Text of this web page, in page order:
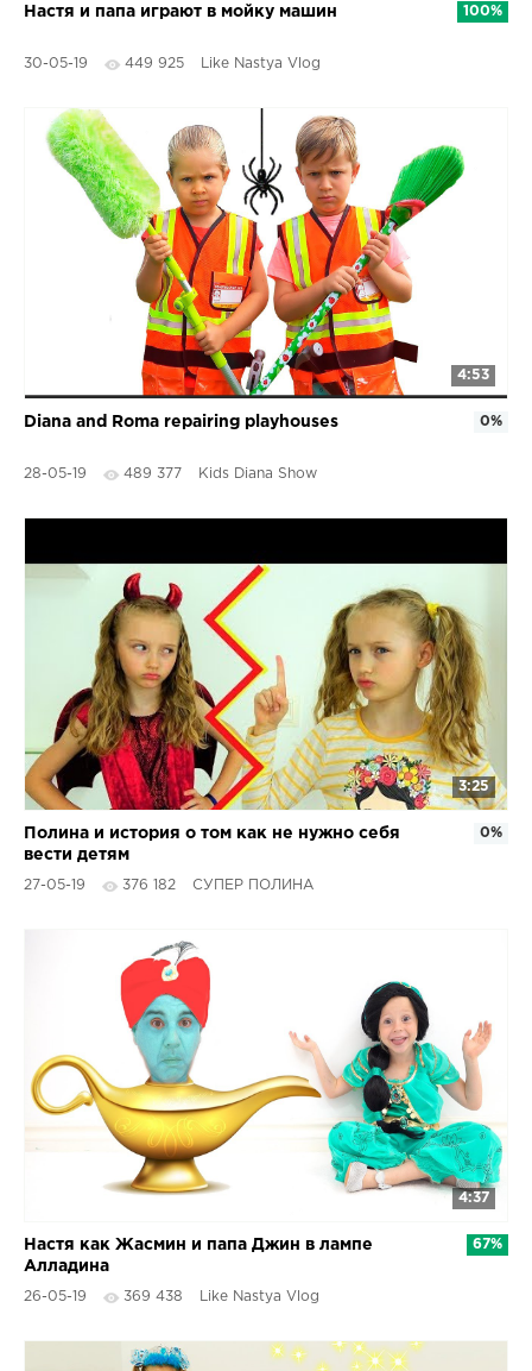
Настя и папа играют в мойку машин
30-05-19 449 925 Like Nastya Vlog
100%
4:53
Diana and Roma repairing playhouses
28-05-19 489 377 Kids Diana Show
0%
3:25
Полина и история о том как не нужно себя
вести детям
27-05-19 376 182 СУПЕР ПОЛИНА
0%
4:37
Настя как Жасмин и папа Джин в лампе
Алладина
26-05-19 369 438 Like Nastya Vlog
67%